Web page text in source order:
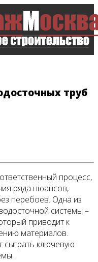
труб
процесс,
ряда нюансов,
перебоев. Одна из
системы –
приводит к
материалов.
сыграть ключевую